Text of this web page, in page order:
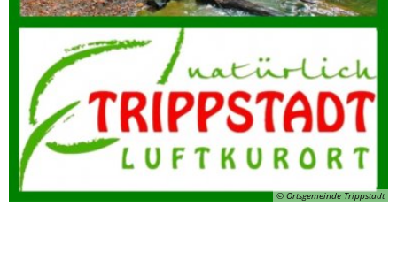
© Ortsgemeinde Trippstadt